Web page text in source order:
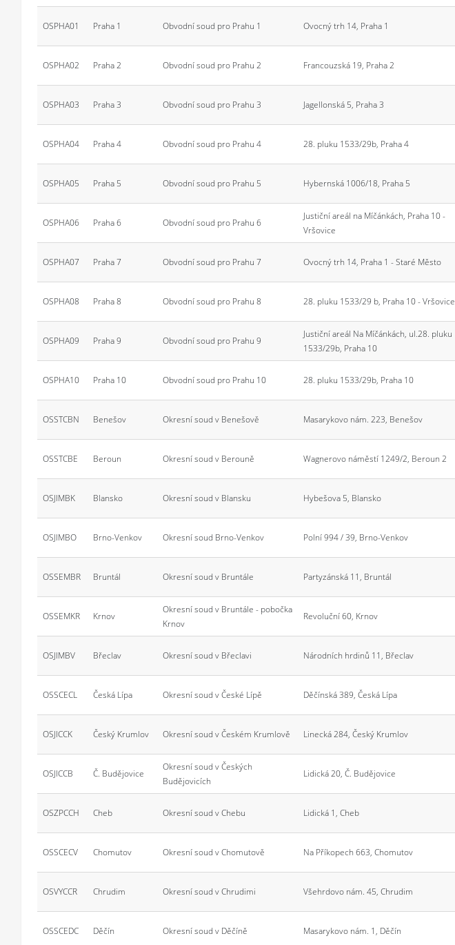
OSPHA01 Praha 1 Obvodní soud pro Prahu 1 Ovocný trh 14, Praha 1
OSPHA02 Praha 2 Obvodní soud pro Prahu 2 Francouzská 19, Praha 2
OSPHA03 Praha 3 Obvodní soud pro Prahu 3 Jagellonská 5, Praha 3
OSPHA04 Praha 4 Obvodní soud pro Prahu 4 28. pluku 1533/29b, Praha 4
OSPHA05 Praha 5 Obvodní soud pro Prahu 5 Hybernská 1006/18, Praha 5
OSPHA06 Praha 6 Obvodní soud pro Prahu 6
Justiční areál na Míčánkách, Praha 10 -
Vršovice
OSPHA07 Praha 7 Obvodní soud pro Prahu 7 Ovocný trh 14, Praha 1 - Staré Město
OSPHA08 Praha 8 Obvodní soud pro Prahu 8 28. pluku 1533/29 b, Praha 10 - Vršovice
OSPHA09 Praha 9 Obvodní soud pro Prahu 9
Justiční areál Na Míčánkách, ul.28. pluku
1533/29b, Praha 10
OSPHA10 Praha 10 Obvodní soud pro Prahu 10 28. pluku 1533/29b, Praha 10
OSSTCBN Benešov Okresní soud v Benešově Masarykovo nám. 223, Benešov
OSSTCBE Beroun Okresní soud v Berouně Wagnerovo náměstí 1249/2, Beroun 2
OSJIMBK Blansko Okresní soud v Blansku Hybešova 5, Blansko
OSJIMBO Brno-Venkov Okresní soud Brno-Venkov Polní 994 / 39, Brno-Venkov
OSSEMBR Bruntál Okresní soud v Bruntále Partyzánská 11, Bruntál
OSSEMKR Krnov
Okresní soud v Bruntále - pobočka
Krnov
Revoluční 60, Krnov
OSJIMBV Břeclav Okresní soud v Břeclavi Národních hrdinů 11, Břeclav
OSSCECL Česká Lípa Okresní soud v České Lípě Děčínská 389, Česká Lípa
OSJICCK Český Krumlov Okresní soud v Českém Krumlově Linecká 284, Český Krumlov
OSJICCB Č. Budějovice
Okresní soud v Českých
Budějovicích
Lidická 20, Č. Budějovice
OSZPCCH Cheb Okresní soud v Chebu Lidická 1, Cheb
OSSCECV Chomutov Okresní soud v Chomutově Na Příkopech 663, Chomutov
OSVYCCR Chrudim Okresní soud v Chrudimi Všehrdovo nám. 45, Chrudim
OSSCEDC Děčín Okresní soud v Děčíně Masarykovo nám. 1, Děčín